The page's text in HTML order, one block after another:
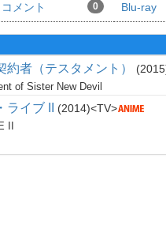
コメント 0 Blu-ray
約者（テスタメント） 2015
of Sister New Devil
イブ II 2014 TV
II